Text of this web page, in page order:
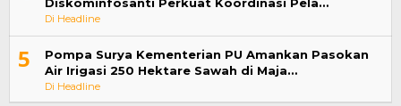
Di Headline
5
Pompa Surya Kementerian PU Amankan Pasokan
Air Irigasi 250 Hektare Sawah di Maja…
Di Headline